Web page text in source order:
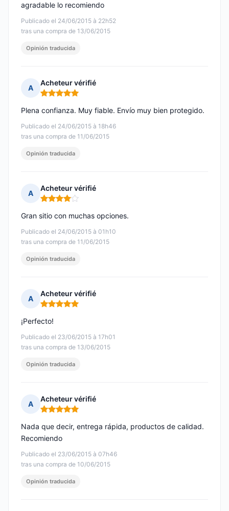
Publicado el 24/06/2015 à 22h52
tras una compra de 13/06/2015
agradable lo recomiendo
Opinión traducida
A
Acheteur vérifié
Nota: 5 de 5
Publicado el 24/06/2015 à 18h46
tras una compra de 11/06/2015
Plena confianza. Muy fiable. Envío muy bien protegido.
Opinión traducida
A
Acheteur vérifié
Nota: 4 de 5
Publicado el 24/06/2015 à 01h10
tras una compra de 11/06/2015
Gran sitio con muchas opciones.
Opinión traducida
A
Acheteur vérifié
Nota: 5 de 5
Publicado el 23/06/2015 à 17h01
tras una compra de 13/06/2015
¡Perfecto!
Opinión traducida
A
Acheteur vérifié
Nota: 5 de 5
Publicado el 23/06/2015 à 07h46
tras una compra de 10/06/2015
Nada que decir, entrega rápida, productos de calidad.
Recomiendo
Opinión traducida